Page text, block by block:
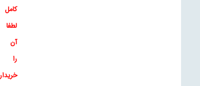
کامل
لطفا
آن
را